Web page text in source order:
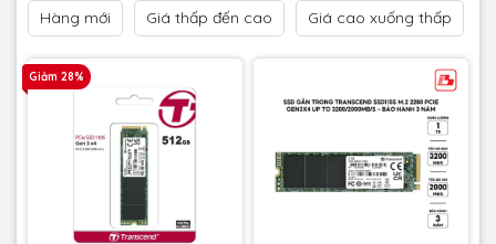
Hàng mới Giá thấp đến cao Giá cao xuống thấp
Giảm 28%